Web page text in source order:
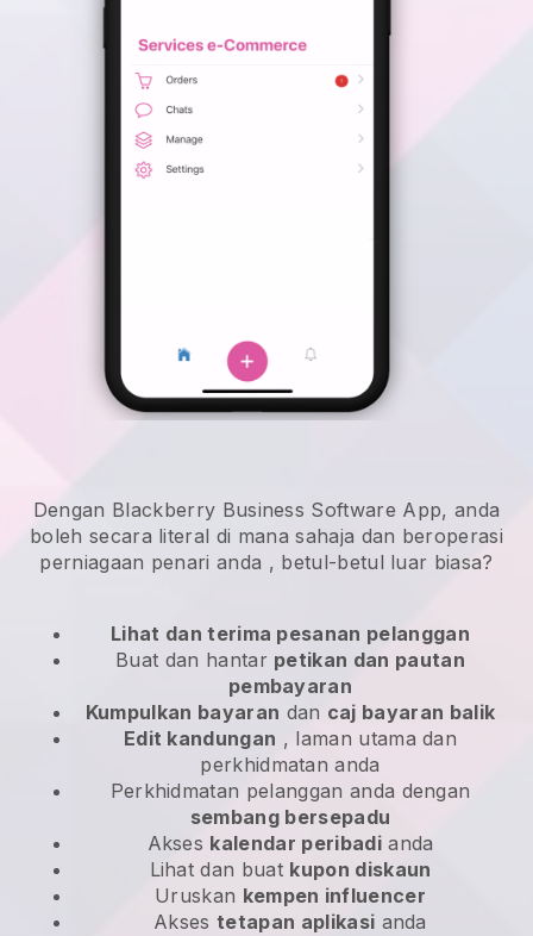
Dengan Blackberry Business Software App, anda
boleh secara literal di mana sahaja dan beroperasi
perniagaan penari anda , betul-betul luar biasa?
Lihat dan terima pesanan pelanggan
Buat dan hantar petikan dan pautan
pembayaran
Kumpulkan bayaran dan caj bayaran balik
Edit kandungan , laman utama dan
perkhidmatan anda
Perkhidmatan pelanggan anda dengan
sembang bersepadu
Akses kalendar peribadianda
Lihat dan buat kupon diskaun
Uruskan kempen influencer
Aksestetapan aplikasi anda